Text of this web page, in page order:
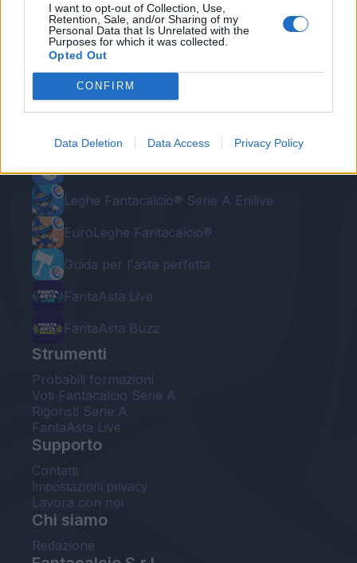
I want to opt-out of Collection, Use,
Retention, Sale, and/or Sharing of my
Personal Data that Is Unrelated with the
Purposes for which it was collected.
Opted Out
CONFIRM
Data Deletion Data Access Privacy Policy
Le nostre app
Leghe Fantacalcio® Serie A Enilive
EuroLeghe Fantacalcio®
Guida per l'asta perfetta
FantaAsta Live
FantaAsta Buzz
Strumenti
Probabili formazioni
Voti Fantacalcio Serie A
Rigoristi Serie A
FantaAsta Live
Supporto
Contatti
Impostazioni privacy
Lavora con noi
Chi siamo
Redazione